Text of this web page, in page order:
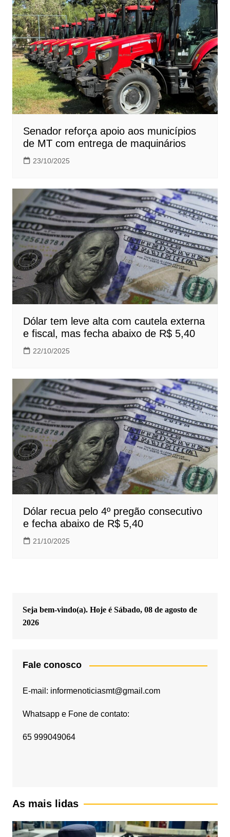
Senador reforça apoio aos municípios
de MT com entrega de maquinários
23/10/2025
Dólar tem leve alta com cautela externa
e fiscal, mas fecha abaixo de R$ 5,40
22/10/2025
Dólar recua pelo 4º pregão consecutivo
e fecha abaixo de R$ 5,40
21/10/2025
Seja bem-vindo(a). Hoje é Sábado, 08 de agosto de
2026
Fale conosco
E-mail: informenoticiasmt@gmail.com
Whatsapp e Fone de contato:
65 999049064
As mais lidas